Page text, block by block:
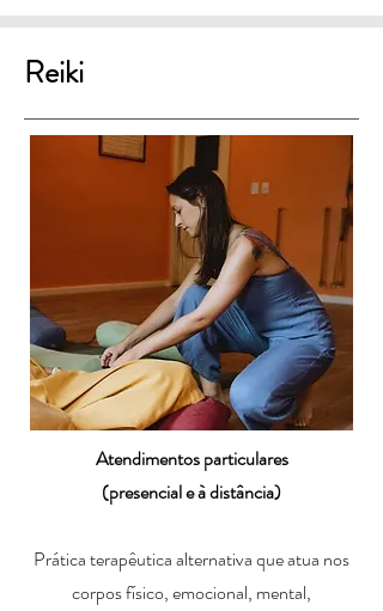
Reiki
Atendimentos particulares
(presencial e à distância)
Prática terapêutica alternativa que atua nos
corpos físico, emocional, mental,